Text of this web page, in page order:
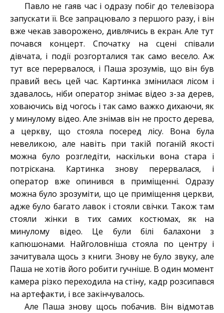
Павло не гаяв час і одразу побіг до телевізора
запускати її. Все запрацювало з першого разу, і він
вже чекав заворожено, дивлячись в екран. Але тут
почався концерт. Спочатку на сцені співали
дівчата, і події розгорталися так само весело. Аж
тут все перервалося, і Паша зрозумів, що він був
правий весь цей час. Картинка змінилася лісом і
здавалось, ніби оператор знімає відео з-за дерев,
ховаючись від чогось і так само важко дихаючи, як
у минулому відео. Але знімав він не просто дерева,
а церкву, що стояла посеред лісу. Вона була
невеликою, але навіть при такій поганій якості
можна було розгледіти, наскільки вона стара і
потріскана. Картинка знову перервалася, і
оператор вже опинився в приміщенні. Одразу
можна було зрозуміти, що це приміщення церкви,
адже було багато лавок і стояли свічки. Також там
стояли жінки в тих самих костюмах, як на
минулому відео. Це були білі балахони з
капюшонами. Найголовніша стояла по центру і
зачитувала щось з книги. Знову не було звуку, але
Паша не хотів його робити гучніше. В один момент
камера різко переходила на стіну, кадр розсипався
на артефакти, і все закінчувалось.
Але Паша знову щось побачив. Він відмотав